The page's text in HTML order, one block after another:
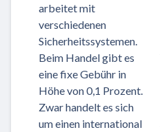
arbeitet mit
verschiedenen
Sicherheitssystemen.
Beim Handel gibt es
eine fixe Gebühr in
Höhe von 0,1 Prozent.
Zwar handelt es sich
um einen international